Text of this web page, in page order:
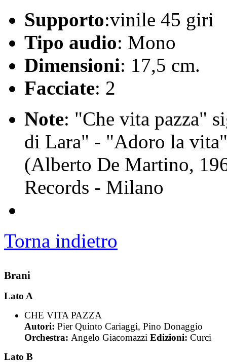
Supporto:vinile 45 giri
Tipo audio: Mono
Dimensioni: 17,5 cm.
Facciate: 2
Note: "Che vita pazza"
di Lara" - "Adoro la
(Alberto De Martino,
Records - Milano
Torna indietro
Brani
Lato A
CHE VITA PAZZA
Autori: Pier Quinto Cariaggi, Pino Donaggio
Orchestra: Angelo Giacomazzi Edizioni: Curci
Lato B